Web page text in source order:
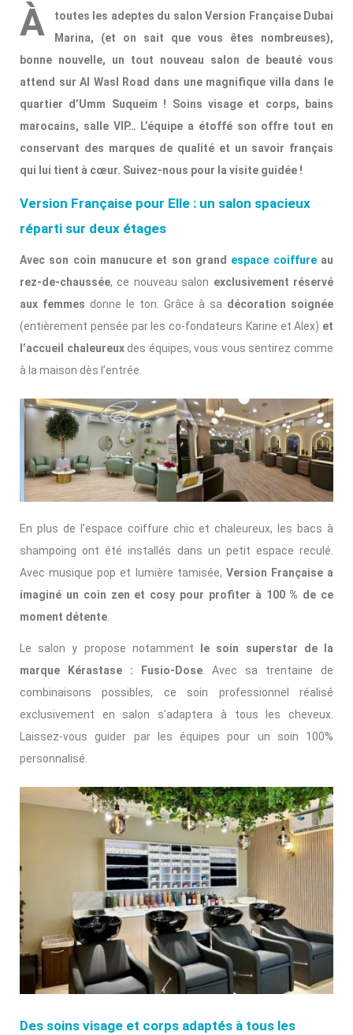
À
toutes les adeptes du salon Version Française Dubai
Marina, (et on sait que vous êtes nombreuses),
bonne nouvelle, un tout nouveau salon de beauté vous
attend sur Al Wasl Road dans une magnifique villa dans le
quartier d’Umm Suqueim ! Soins visage et corps, bains
marocains, salle VIP… L’équipe a étoffé son offre tout en
conservant des marques de qualité et un savoir français
qui lui tient à cœur. Suivez-nous pour la visite guidée !
Version Française pour Elle : un salon spacieux
réparti sur deux étages
Avec son coin manucure et son grand espace coiffureau
rez-de-chaussée, ce nouveau salon exclusivement réservé
aux femmes donne le ton. Grâce à sa décoration soignée
(entièrement pensée par les co-fondateurs Karine et Alex) et
l’accueil chaleureuxdes équipes, vous vous sentirez comme
à la maison dès l’entrée.
En plus de l’espace coiffure chic et chaleureux, les bacs à
shampoing ont été installés dans un petit espace reculé.
Avec musique pop et lumière tamisée, Version Française a
imaginé un coin zen et cosy pour profiter à 100 % de ce
moment détente.
Le salon y propose notamment
le soin superstar de la
marque Kérastase : Fusio-Dose. Avec sa trentaine de
combinaisons possibles, ce soin professionnel réalisé
exclusivement en salon s’adaptera à tous les cheveux.
Laissez-vous guider par les équipes pour un soin 100%
personnalisé.
Des soins visage et corps adaptés à tous les